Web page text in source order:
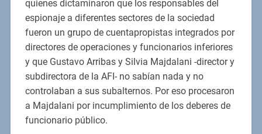
quienes dictaminaron que los responsables del
espionaje a diferentes sectores de la sociedad
fueron un grupo de cuentapropistas integrados por
directores de operaciones y funcionarios inferiores
y que Gustavo Arribas y Silvia Majdalani -director y
subdirectora de la AFI- no sabían nada y no
controlaban a sus subalternos. Por eso procesaron
a Majdalani por incumplimiento de los deberes de
funcionario público.